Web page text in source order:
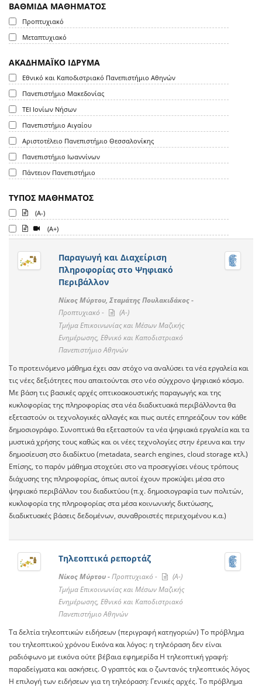
ΒΑΘΜΙΔΑ ΜΑΘΗΜΑΤΟΣ
Προπτυχιακό
Μεταπτυχιακό
ΑΚΑΔΗΜΑΪΚΟ ΙΔΡΥΜΑ
Εθνικό και Καποδιστριακό Πανεπιστήμιο Αθηνών
Πανεπιστήμιο Μακεδονίας
ΤΕΙ Ιονίων Νήσων
Πανεπιστήμιο Αιγαίου
Αριστοτέλειο Πανεπιστήμιο Θεσσαλονίκης
Πανεπιστήμιο Ιωαννίνων
Πάντειον Πανεπιστήμιο
ΤΥΠΟΣ ΜΑΘΗΜΑΤΟΣ
(A-)
(A+)
Παραγωγή και Διαχείριση
Πληροφορίας στο Ψηφιακό
Περιβάλλον
Νίκος Μύρτου, Σταμάτης Πουλακιδάκος -
Προπτυχιακό -
(A-)
Τμήμα Επικοινωνίας και Μέσων Μαζικής
Ενημέρωσης, Εθνικό και Καποδιστριακό
Πανεπιστήμιο Αθηνών
Το προτεινόμενο μάθημα έχει σαν στόχο να αναλύσει τα νέα εργαλεία και
τις νέες δεξιότητες που απαιτούνται στο νέο σύγχρονο ψηφιακό κόσμο.
Με βάση τις βασικές αρχές οπτικοακουστικής παραγωγής και της
κυκλοφορίας της πληροφορίας στα νέα διαδικτυακά περιβάλλοντα θα
εξεταστούν οι τεχνολογικές αλλαγές και πως αυτές επηρεάζουν τον κάθε
δημοσιογράφο. Συνοπτικά θα εξεταστούν τα νέα ψηφιακά εργαλεία και τα
μυστικά χρήσης τους καθώς και οι νέες τεχνολογίες στην έρευνα και την
δημοσίευση στο διαδίκτυο (metadata, search engines, cloud storage κτλ.)
Επίσης, το παρόν μάθημα στοχεύει στο να προσεγγίσει νέους τρόπους
διάχυσης της πληροφορίας, όπως αυτοί έχουν προκύψει μέσα στο
ψηφιακό περιβάλλον του διαδικτύου (π.χ. δημοσιογραφία των πολιτών,
κυκλοφορία της πληροφορίας στα μέσα κοινωνικής δικτύωσης,
διαδικτυακές βάσεις δεδομένων, συναθροιστές περιεχομένου κ.α.)
Τηλεοπτικά ρεπορτάζ
Νίκος Μύρτου -Προπτυχιακό -
(A-)
Τμήμα Επικοινωνίας και Μέσων Μαζικής
Ενημέρωσης, Εθνικό και Καποδιστριακό
Πανεπιστήμιο Αθηνών
Tα δελτία τηλεοπτικών ειδήσεων (περιγραφή κατηγοριών) Tο πρόβλημα
του τηλεοπτικού χρόνου Eικόνα και λόγος: η τηλεόραση δεν είναι
ραδιόφωνο με εικόνα ούτε βέβαια εφημερίδα H τηλεοπτική γραφή:
παραδείγματα και ασκήσεις. O γραπτός και ο ζωντανός τηλεοπτικός λόγος
H επιλογή των ειδήσεων για τη τηλεόραση: Γενικές αρχές. Tο πρόβλημα